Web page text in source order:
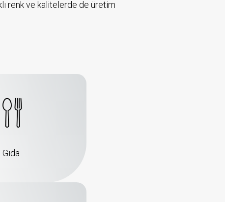
renk ve kalitelerde de üretim
Gıda